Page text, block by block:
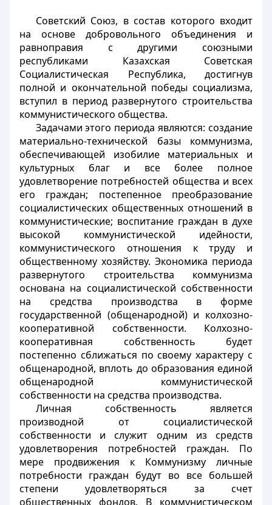
Советский Союз, в состав которого входит
на основе добровольного объединения и
равноправия с другими союзными
республиками Казахская Советская
Социалистическая Республика, достигнув
полной и окончательной победы социализма,
вступил в период развернутого строительства
коммунистического общества.
Задачами этого периода являются: создание
материально-технической базы коммунизма,
обеспечивающей изобилие материальных и
культурных благ и все более полное
удовлетворение потребностей общества и всех
его граждан; постепенное преобразование
социалистических общественных отношений в
коммунистические; воспитание граждан в духе
высокой коммунистической идейности,
коммунистического отношения к труду и
общественному хозяйству. Экономика периода
развернутого строительства коммунизма
основана на социалистической собственности
на средства производства в форме
государственной (общенародной) и колхозно-
кооперативной собственности. Колхозно-
кооперативная собственность будет
постепенно сближаться по своему характеру с
общенародной, вплоть до образования единой
общенародной коммунистической
собственности на средства производства.
Личная собственность является
производной от социалистической
собственности и служит одним из средств
удовлетворения потребностей граждан. По
мере продвижения к Коммунизму личные
потребности граждан будут во все большей
степени удовлетворяться за счет
общественных фондов. В коммунистическом